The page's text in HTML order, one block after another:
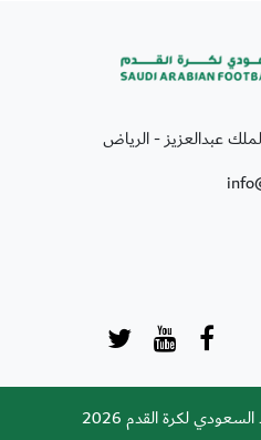
عبدالعزيز - الرياض
لكرة القدم 2026